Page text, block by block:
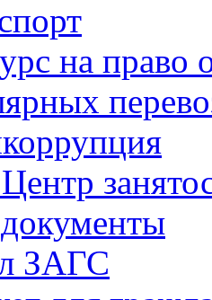
на право
ЗАГС